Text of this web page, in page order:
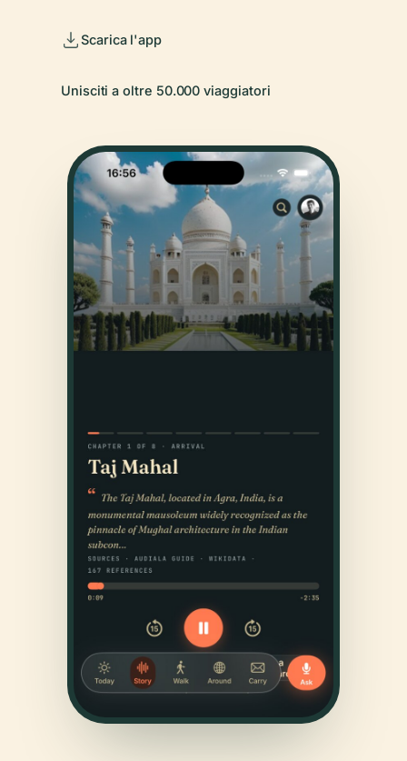
Scarica l'app
Unisciti a oltre 50.000 viaggiatori